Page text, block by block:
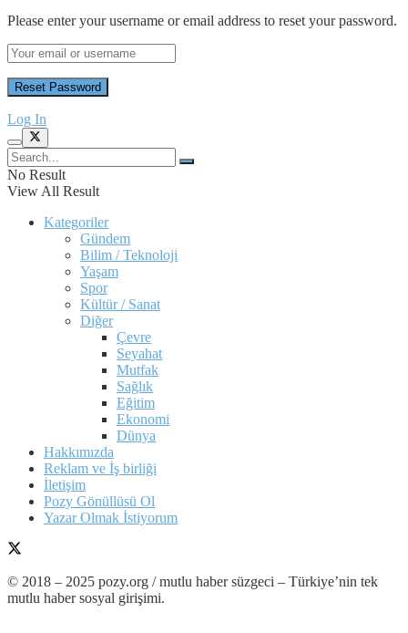
Please enter your username or email address to reset your password.
Log In
No Result
View All Result
Kategoriler
Gündem
Bilim / Teknoloji
Yaşam
Spor
Kültür / Sanat
Diğer
Çevre
Seyahat
Mutfak
Sağlık
Eğitim
Ekonomi
Dünya
Hakkımızda
Reklam ve İş birliği
İletişim
Pozy Gönüllüsü Ol
Yazar Olmak İstiyorum
© 2018 – 2025 pozy.org / mutlu haber süzgeci – Türkiye’nin tek
mutlu haber sosyal girişimi.